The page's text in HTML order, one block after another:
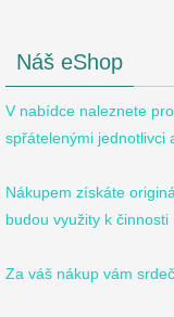
Náš eShop
V nabídce naleznete
spřátelenými jednotlivci
Nákupem získáte
budou využity k činnosti
Za váš nákup vám